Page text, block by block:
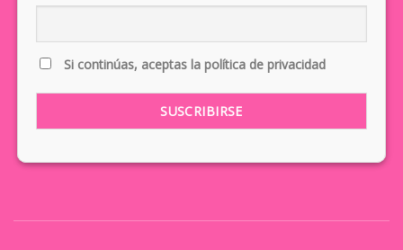
Si continúas, aceptas la política de privacidad